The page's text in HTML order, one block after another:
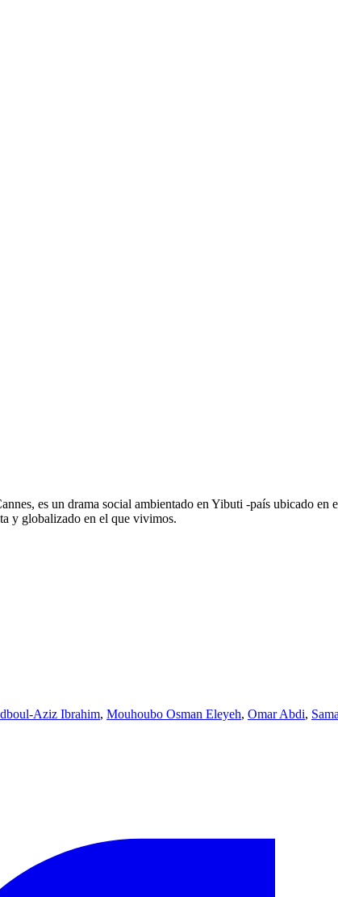
es un drama social ambientado en Yibuti -país ubicado en
y globalizado en el que vivimos.
Aziz Ibrahim, Mouhoubo Osman Eleyeh, Omar Abdi,